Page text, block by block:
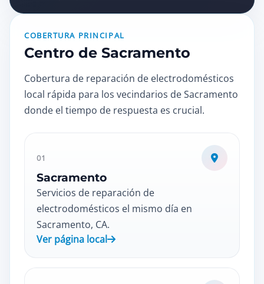
COBERTURA PRINCIPAL
Centro de Sacramento
Cobertura de reparación de electrodomésticos
local rápida para los vecindarios de Sacramento
donde el tiempo de respuesta es crucial.
01
Sacramento
Servicios de reparación de
electrodomésticos el mismo día en
Sacramento, CA.
Ver página local